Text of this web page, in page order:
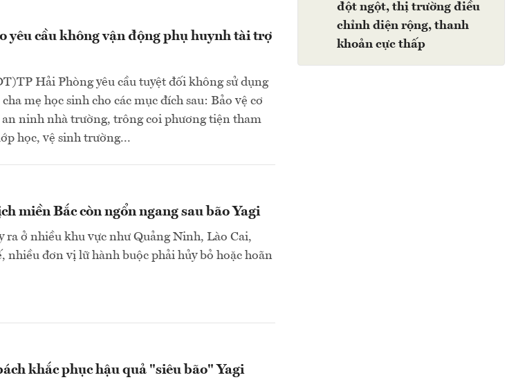
yêu cầu không vận động phụ huynh tài trợ
Hải Phòng yêu cầu tuyệt đối không sử dụng
mẹ học sinh cho các mục đích sau: Bảo vệ cơ
an ninh nhà trường, trông coi phương tiện tham
học, vệ sinh trường...
miền Bắc còn ngổn ngang sau bão Yagi
ra ở nhiều khu vực như Quảng Ninh, Lào Cai,
nhiều đơn vị lữ hành buộc phải hủy bỏ hoặc hoãn
khắc phục hậu quả "siêu bão" Yagi
đột ngột, thị trường điều
chỉnh diện rộng, thanh
khoản cực thấp